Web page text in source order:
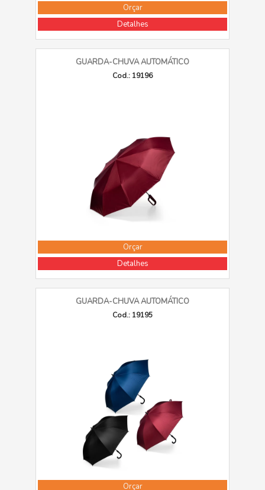
Orçar
Detalhes
GUARDA-CHUVA AUTOMÁTICO
Cod.: 19196
Orçar
Detalhes
GUARDA-CHUVA AUTOMÁTICO
Cod.: 19195
Orçar